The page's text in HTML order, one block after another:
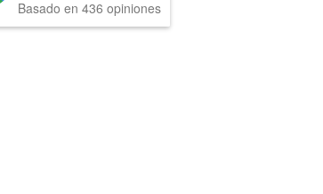
Basado en 436 opiniones